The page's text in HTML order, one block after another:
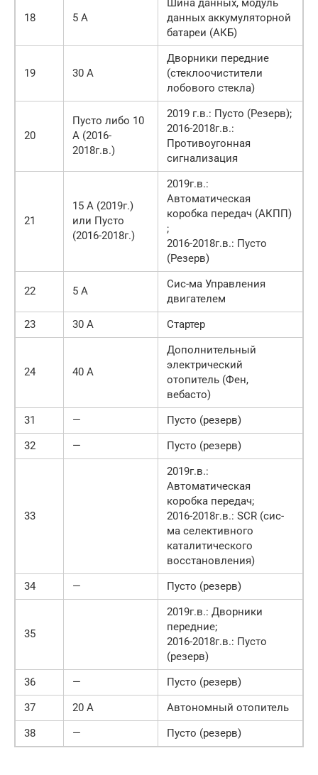
18 5 А
данных аккумуляторной
батареи (АКБ)
19 30 А
Дворники передние
(стеклоочистители
лобового стекла)
20
Пусто либо 10
А (2016-
2018г.в.)
2019 г.в.: Пусто (Резерв);
2016-2018г.в.:
Противоугонная
сигнализация
21
15 А (2019г.)
или Пусто
(2016-2018г.)
2019г.в.:
Автоматическая
коробка передач (АКПП)
;
2016-2018г.в.: Пусто
(Резерв)
22 5 А
Сис-ма Управления
двигателем
23
30 А Стартер
24 40 А
Дополнительный
электрический
отопитель (Фен,
вебасто)
31
—
Пусто (резерв)
32
— Пусто (резерв)
33
2019г.в.:
Автоматическая
коробка передач;
2016-2018г.в.: SCR (сис-
ма селективного
каталитического
восстановления)
34
— Пусто (резерв)
35
2019г.в.: Дворники
передние;
2016-2018г.в.: Пусто
(резерв)
36
—
Пусто (резерв)
37
20 А
Автономный отопитель
38
— Пусто (резерв)